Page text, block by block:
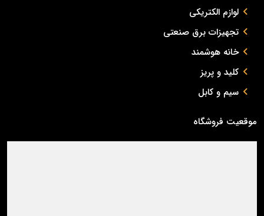
لوازم الکتریکی
تجهیزات برق صنعتی
خانه هوشمند
کلید و پریز
سیم و کابل
موقعیت فروشگاه